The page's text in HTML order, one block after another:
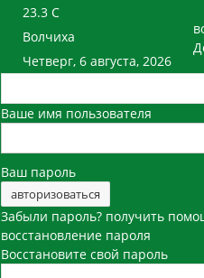
23.3 C
Волчиха
Четверг, 6 августа, 2026
Ваше имя пользователя
Ваш пароль
Забыли пароль? получить
восстановление пароля
Восстановите свой пароль